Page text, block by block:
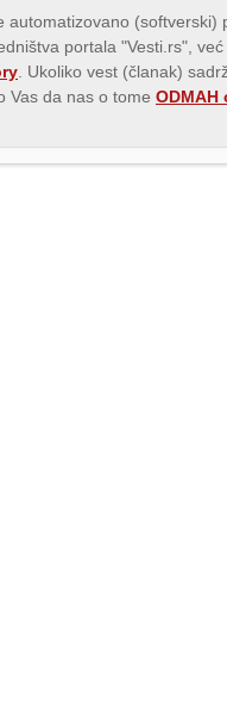
automatizovano (softverski)
portala "Vesti.rs",
. Ukoliko vest (članak)
Vas da nas o tome ODMAH